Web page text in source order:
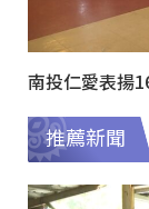
南投仁愛表揚
推薦新聞